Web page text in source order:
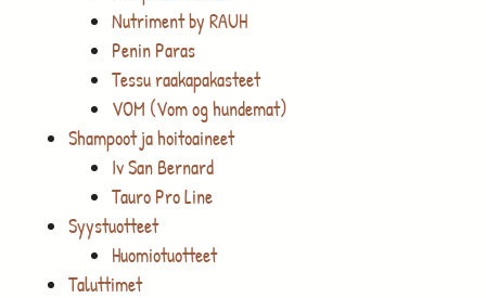
Nutriment by RAUH
Penin Paras
Tessu raakapakasteet
VOM (Vom og hundemat)
Shampoot ja hoitoaineet
Iv San Bernard
Tauro Pro Line
Syystuotteet
Huomiotuotteet
Taluttimet